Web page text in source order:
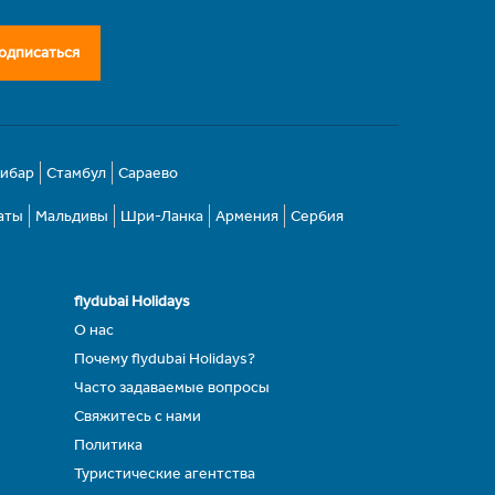
Стамбул Сараево
Мальдивы Шри-Ланка Армения Сербия
flydubai Holidays
О нас
Почему flydubai Holidays?
Часто задаваемые вопросы
Свяжитесь с нами
Политика
Туристические агентства